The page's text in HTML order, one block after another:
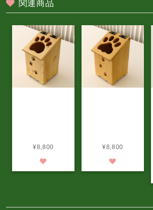
関連商品
¥8,800
¥8,800